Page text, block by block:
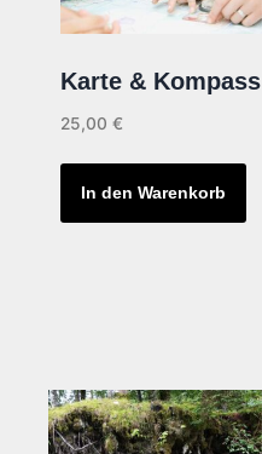
Karte & Kompass
25,00 €
In den Warenkorb